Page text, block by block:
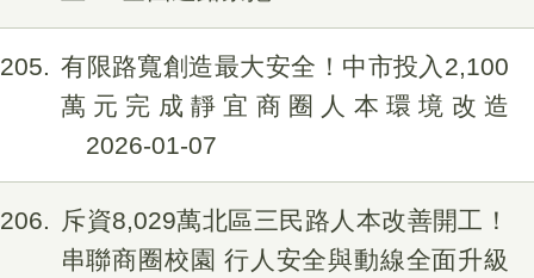
205
有限路寬創造最大安全！中市投入2,100
萬元完成靜宜商圈人本環境改造
2026-01-07
206
斥資8,029萬北區三民路人本改善開工！
串聯商圈校園 行人安全與動線全面升級